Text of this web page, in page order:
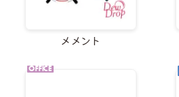
メメント
OFFICE